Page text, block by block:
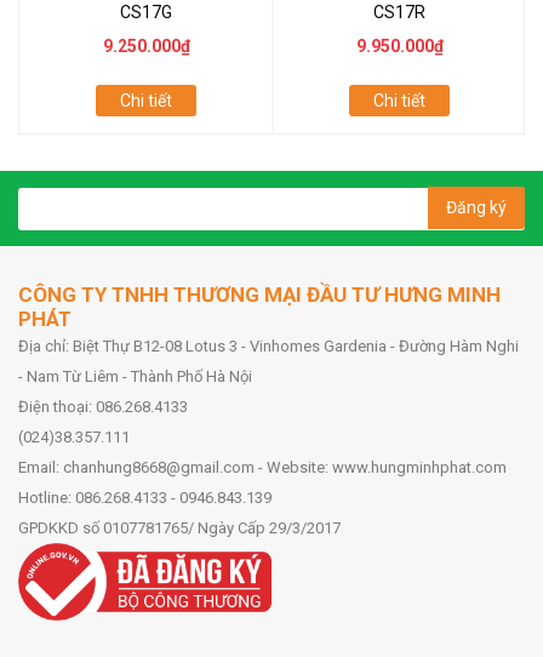
CS17G
9.250.000₫
Chi tiết
CS17R
9.950.000₫
Chi tiết
Đăng ký
CÔNG TY TNHH THƯƠNG MẠI ĐẦU TƯ HƯNG MINH
PHÁT
Địa chỉ: Biệt Thự B12-08 Lotus 3 - Vinhomes Gardenia - Đường Hàm Nghi
- Nam Từ Liêm - Thành Phố Hà Nội
Điện thoại: 086.268.4133
(024)38.357.111
Email: chanhung8668@gmail.com - Website: www.hungminhphat.com
Hotline: 086.268.4133 - 0946.843.139
GPDKKD số 0107781765/ Ngày Cấp 29/3/2017